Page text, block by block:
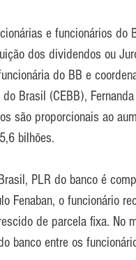
e funcionários
dos dividendos ou
do BB e
Brasil (CEBB),
são proporcionais ao
bilhões.
PLR do banco é
Fenaban, o funcionário
de parcela fixa. No
banco entre os